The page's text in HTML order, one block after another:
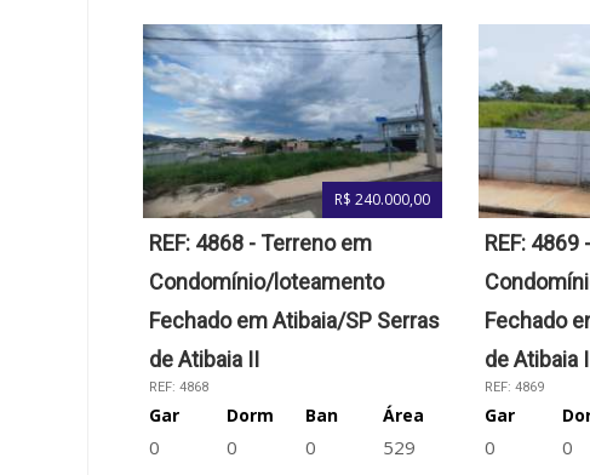
R$ 240.000,00
REF: 4868 - Terreno em
Condomínio/loteamento
Fechado em Atibaia/SP Serras
de Atibaia II
REF: 4868
Gar
0
Dorm
0
Ban
0
Área
529
REF: 4869
Fechado
de Atibaia
REF: 4869
Gar
0 0